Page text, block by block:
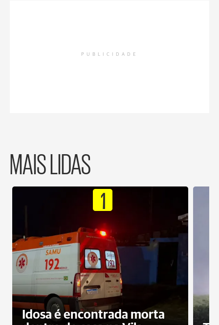
PUBLICIDADE
MAIS LIDAS
1
Idosa é encontrada morta